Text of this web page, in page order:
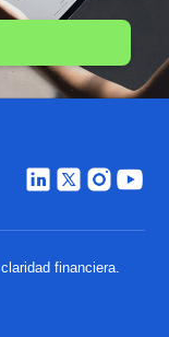
financiera.